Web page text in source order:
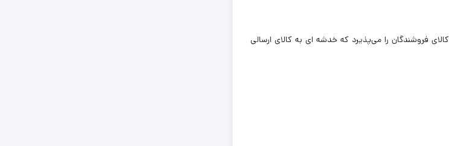
فروشندگان را می‌پذیرد که خدشه ای به کالای ارسالی